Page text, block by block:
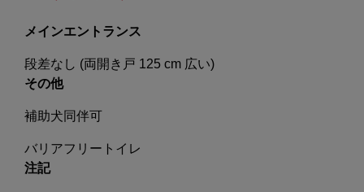
メインエントランス
段差なし (両開き戸 125 cm 広い)
その他
補助犬同伴可
バリアフリートイレ
注記